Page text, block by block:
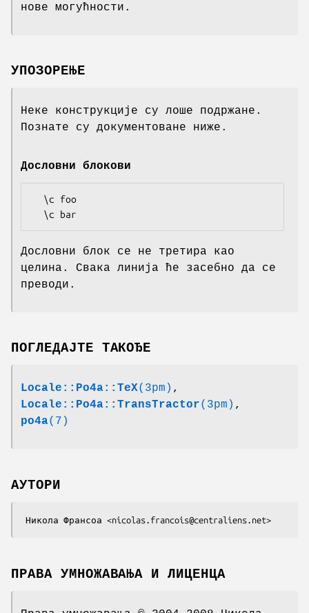
нове могућности.
УПОЗОРЕЊЕ
Неке конструкције су лоше подржане.
Познате су документоване ниже.
Дословни блокови
Дословни блок се не третира као
целина. Свака линија ће засебно да се
преводи.
ПОГЛЕДАЈТЕ ТАКОЂЕ
Locale::Po4a::TeX(3pm) ,
Locale::Po4a::TransTractor(3pm) ,
po4a(7)
АУТОРИ
ПРАВА УМНОЖАВАЊА И ЛИЦЕНЦА